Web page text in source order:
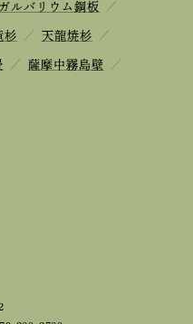
ガルバリウム鋼板 ／
杉 ／ 天龍焼杉 ／
／ 薩摩中霧島壁 ／